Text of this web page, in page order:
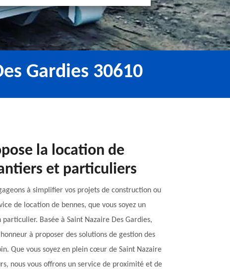
Gardies 30610
la location de
et particuliers
à simplifier vos projets de construction ou
de location de bennes, que vous soyez un
Basée à Saint Nazaire Des Gardies,
à proposer des solutions de gestion des
Que vous soyez en plein cœur de Saint Nazaire
nous vous offrons un service de proximité et de